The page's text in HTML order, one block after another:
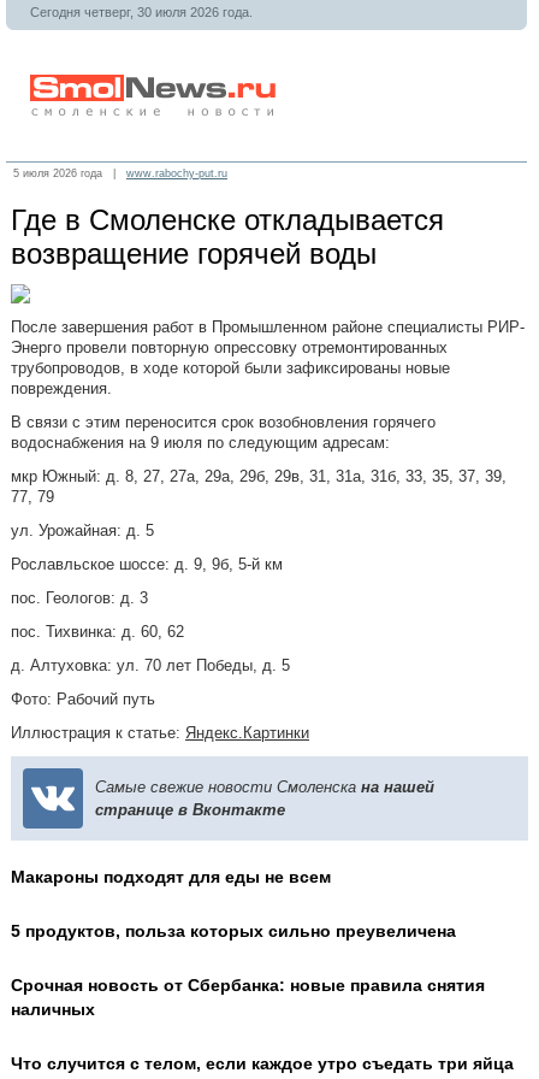
Сегодня четверг, 30 июля 2026 года.
5 июля 2026 года | www.rabochy-put.ru
Где в Смоленске откладывается
возвращение горячей воды
После завершения работ в Промышленном районе специалисты РИР-
Энерго провели повторную опрессовку отремонтированных
трубопроводов, в ходе которой были зафиксированы новые
повреждения.
В связи с этим переносится срок возобновления горячего
водоснабжения на 9 июля по следующим адресам:
мкр Южный: д. 8, 27, 27а, 29а, 29б, 29в, 31, 31а, 31б, 33, 35, 37, 39,
77, 79
ул. Урожайная: д. 5
Рославльское шоссе: д. 9, 9б, 5-й км
пос. Геологов: д. 3
пос. Тихвинка: д. 60, 62
д. Алтуховка: ул. 70 лет Победы, д. 5
Фото: Рабочий путь
Иллюстрация к статье: Яндекс.Картинки
Самые свежие новости Смоленска на нашей
странице в Вконтакте
Макароны подходят для еды не всем
5 продуктов, польза которых сильно преувеличена
Срочная новость от Сбербанка: новые правила снятия
наличных
Что случится с телом, если каждое утро съедать три яйца